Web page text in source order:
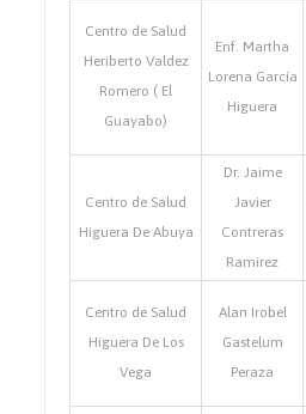
Centro de Salud
Heriberto Valdez
Romero ( El
Guayabo)
Enf. Martha
Lorena García
Higuera
Centro de Salud
Higuera De Abuya
Dr. Jaime
Javier
Contreras
Ramirez
Centro de Salud
Higuera De Los
Vega
Alan Irobel
Gastelum
Peraza